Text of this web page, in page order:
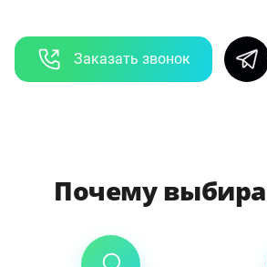
Заказать звонок
Почему